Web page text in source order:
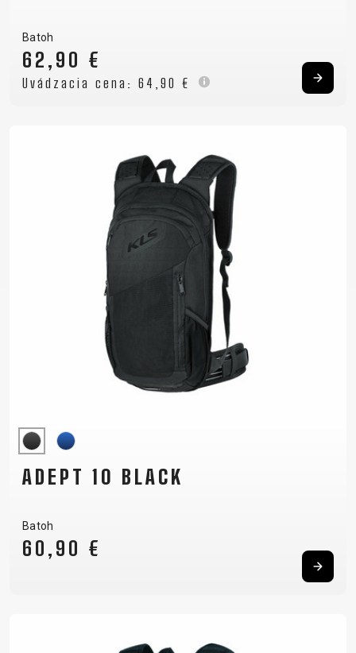
Batoh
62,90 €
Uvádzacia cena: 64,90 €
ADEPT 10 BLACK
Batoh
60,90 €